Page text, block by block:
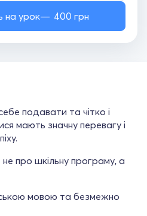
на урок 400 грн
подавати та чітко і
мають значну перевагу і
про шкільну програму, а
мовою та безмежно